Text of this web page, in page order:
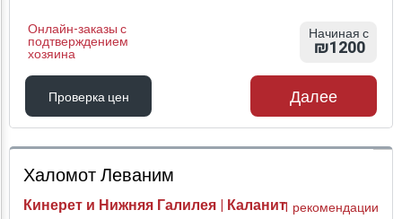
Онлайн-заказы с
подтверждением
хозяина
Начиная с
₪1200
Проверка цен
Проверка цен
Далее
Халомот Леваним
Кинерет и Нижняя Галилея | Каланит1 рекомендации